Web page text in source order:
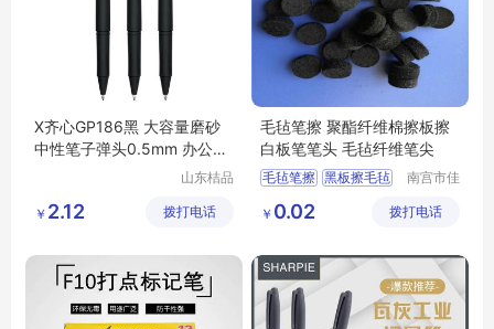
X齐心GP186黑 大容量磨砂
中性笔子弹头0.5mm 办公书
山东桔品
公司
￥ 2.12 拨打电话
毛毡笔擦 聚酯纤维棉擦板擦
白板笔笔头 毛毡纤维笔尖
毛毡笔擦 黑板擦毛毡
毛毡文具
南宫市佳
品有限公
￥ 0.02 拨打电话